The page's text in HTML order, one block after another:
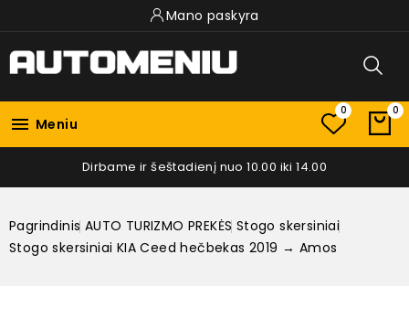
Mano paskyra
 Meniu
0 0
Dirbame ir šeštadienį nuo 10.00 iki 14.00
Pagrindinis AUTO TURIZMO PREKĖS Stogo skersiniai
Stogo skersiniai KIA Ceed hečbekas 2019 → Amos